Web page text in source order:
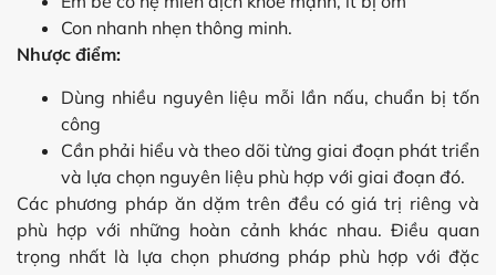
Con nhanh nhẹn thông minh.
Nhược điểm:
Dùng nhiều nguyên liệu mỗi lần nấu, chuẩn bị tốn
công
Cần phải hiểu và theo dõi từng giai đoạn phát triển
và lựa chọn nguyên liệu phù hợp với giai đoạn đó.
Các phương pháp ăn dặm trên đều có giá trị riêng và
phù hợp với những hoàn cảnh khác nhau. Điều quan
trọng nhất là lựa chọn phương pháp phù hợp với đặc